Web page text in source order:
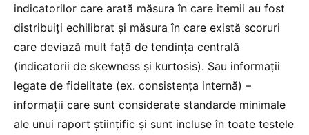
indicatorilor care arată măsura în care itemii au fost
distribuiți echilibrat și măsura în care există scoruri
care deviază mult față de tendința centrală
(indicatorii de skewness și kurtosis). Sau informații
legate de fidelitate (ex. consistența internă) –
informații care sunt considerate standarde minimale
ale unui raport științific și sunt incluse în toate testele